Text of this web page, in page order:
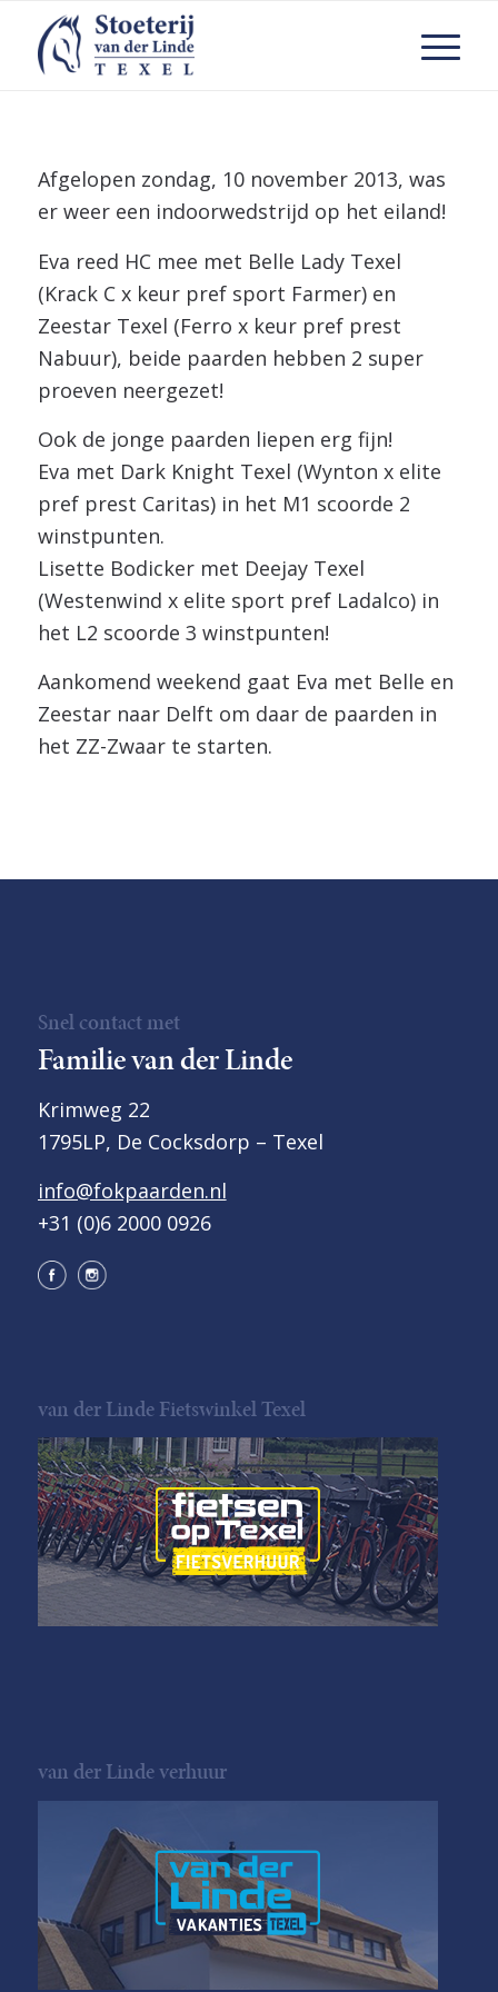
Afgelopen zondag, 10 november 2013, was
er weer een indoorwedstrijd op het eiland!
Eva reed HC mee met Belle Lady Texel
(Krack C x keur pref sport Farmer) en
Zeestar Texel (Ferro x keur pref prest
Nabuur), beide paarden hebben 2 super
proeven neergezet!
Ook de jonge paarden liepen erg fijn!
Eva met Dark Knight Texel (Wynton x elite
pref prest Caritas) in het M1 scoorde 2
winstpunten.
Lisette Bodicker met Deejay Texel
(Westenwind x elite sport pref Ladalco) in
het L2 scoorde 3 winstpunten!
Aankomend weekend gaat Eva met Belle en
Zeestar naar Delft om daar de paarden in
het ZZ-Zwaar te starten.
Snel contact met
Familie van der Linde
Krimweg 22
1795LP, De Cocksdorp – Texel
info@fokpaarden.nl
+31 (0)6 2000 0926
van der Linde Fietswinkel Texel
van der Linde verhuur